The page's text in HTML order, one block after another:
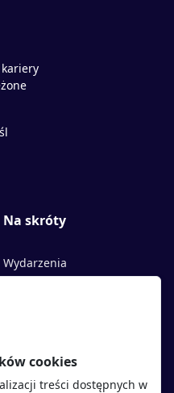
Na skróty
Wydarzenia
Polityka cookies
Polityka prywatności
cookies
treści dostępnych w